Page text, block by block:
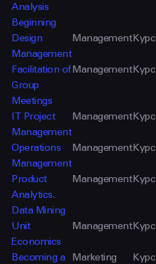
Analysis
Beginning
Design
Management
ManagementКурс
Facilitation of
Group
Meetings
ManagementКурс
IT Project
Management
ManagementКурс
Operations
Management
ManagementКурс
Product
Analytics.
Data Mining
ManagementКурс
Unit
Economics
ManagementКурс
Becoming a
Marketing Курс